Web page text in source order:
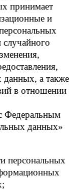
принимает
и
данных, а также
в отношении
Федеральным
данных»
персональных